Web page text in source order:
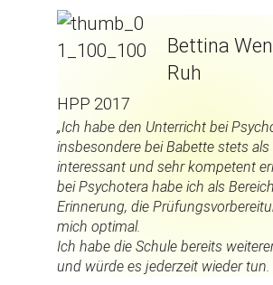
Bettina
Ruh
HPP 2017
„Ich habe den Unterricht bei
insbesondere bei Babette stets als
interessant und sehr kompetent
bei Psychotera habe ich als
Erinnerung, die
mich optimal.
Ich habe die Schule bereits
und würde es jederzeit wieder